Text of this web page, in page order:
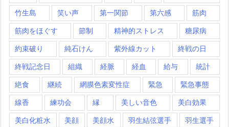
竹生島 笑い声 第一関節 第六感 筋肉
筋肉をほぐす 節制 精神的ストレス 糖尿病
約束破り 純石けん 紫外線カット 終戦の日
終戦記念日 組織 経脈 経血 給与 統計
絶食 継続 網膜色素変性症 緊急 緊急事態
線香 練功会 縁 美しい音色 美白効果
美白化粧水 美顔 美顔水 羽生結弦選手 羽生選手